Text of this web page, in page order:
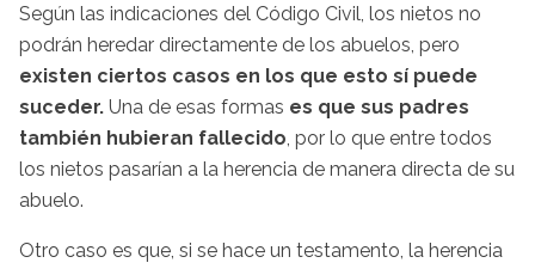
Según las indicaciones del Código Civil, los nietos no
podrán heredar directamente de los abuelos, pero
existen ciertos casos en los que esto sí puede
suceder. Una de esas formas es que sus padres
también hubieran fallecido, por lo que entre todos
los nietos pasarían a la herencia de manera directa de su
abuelo.
Otro caso es que, si se hace un testamento, la herencia